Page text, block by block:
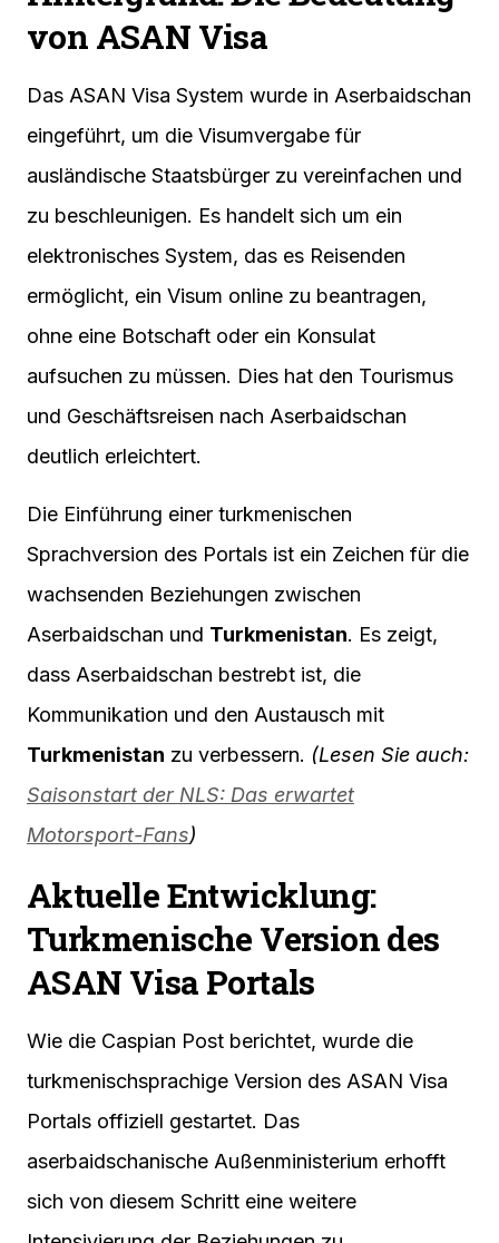
von ASAN Visa
Das ASAN Visa System wurde in Aserbaidschan
eingeführt, um die Visumvergabe für
ausländische Staatsbürger zu vereinfachen und
zu beschleunigen. Es handelt sich um ein
elektronisches System, das es Reisenden
ermöglicht, ein Visum online zu beantragen,
ohne eine Botschaft oder ein Konsulat
aufsuchen zu müssen. Dies hat den Tourismus
und Geschäftsreisen nach Aserbaidschan
deutlich erleichtert.
Die Einführung einer turkmenischen
Sprachversion des Portals ist ein Zeichen für die
wachsenden Beziehungen zwischen
Aserbaidschan und Turkmenistan. Es zeigt,
dass Aserbaidschan bestrebt ist, die
Kommunikation und den Austausch mit
Turkmenistan zu verbessern. (Lesen Sie auch:
Saisonstart der NLS: Das erwartet
Motorsport-Fans)
Aktuelle Entwicklung:
Turkmenische Version des
ASAN Visa Portals
Wie die Caspian Post berichtet, wurde die
turkmenischsprachige Version des ASAN Visa
Portals offiziell gestartet. Das
aserbaidschanische Außenministerium erhofft
sich von diesem Schritt eine weitere